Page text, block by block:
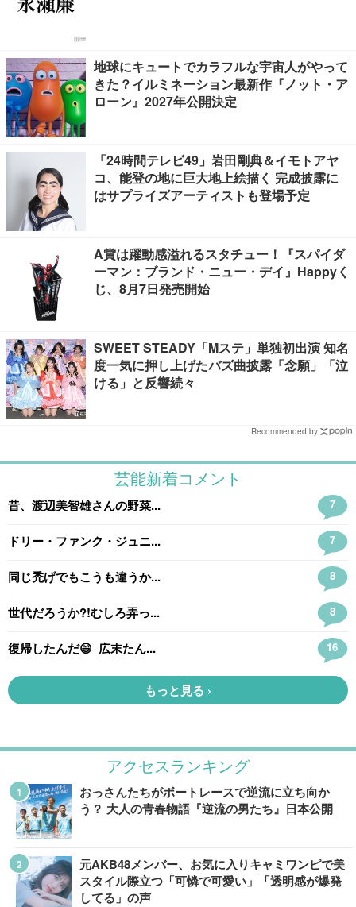
地球にキュートでカラフルな宇宙人がやって
きた？イルミネーション最新作『ノット・ア
ローン』2027年公開決定
「24時間テレビ49」岩田剛典＆イモトアヤ
コ、能登の地に巨大地上絵描く 完成披露に
はサプライズアーティストも登場予定
A賞は躍動感溢れるスタチュー！『スパイダ
ーマン：ブランド・ニュー・デイ』Happyく
じ、8月7日発売開始
SWEET STEADY「Mステ」単独初出演 知名
度一気に押し上げたバズ曲披露「念願」「泣
ける」と反響続々
Recommended by
アクセスランキング
おっさんたちがボートレースで逆流に立ち向か
う？ 大人の青春物語『逆流の男たち』日本公開
元AKB48メンバー、お気に入りキャミワンピで美
スタイル際立つ「可憐で可愛い」「透明感が爆発
してる」の声